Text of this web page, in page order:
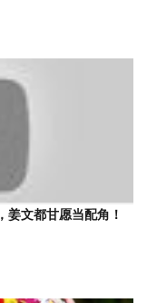
姜文都甘愿当配角！